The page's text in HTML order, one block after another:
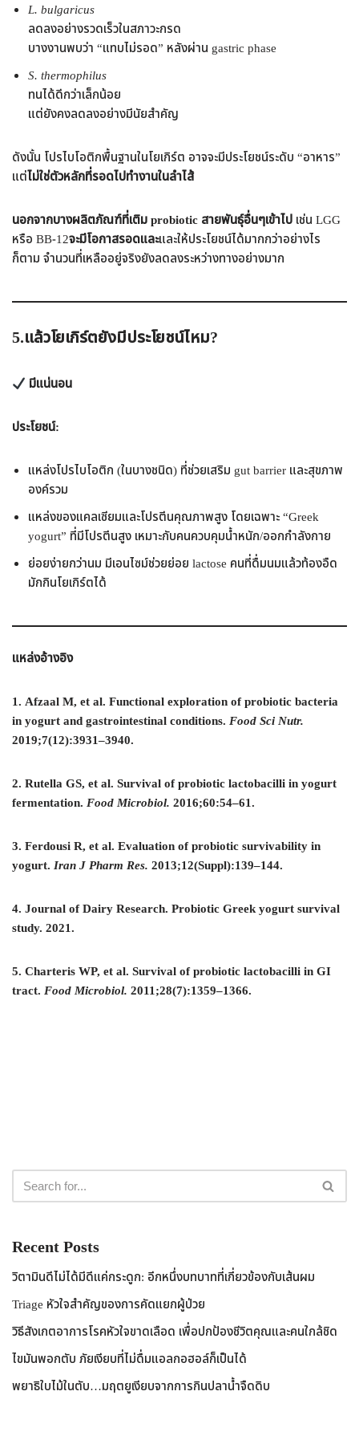
L. bulgaricus
ลดลงอย่างรวดเร็วในสภาวะกรด
บางงานพบว่า “แทบไม่รอด” หลังผ่าน gastric phase
S. thermophilus
ทนได้ดีกว่าเล็กน้อย
แต่ยังคงลดลงอย่างมีนัยสำคัญ
ดังนั้น โปรไบโอติกพื้นฐานในโยเกิร์ต อาจจะมีประโยชน์ระดับ “อาหาร”
แต่ไม่ใช่ตัวหลักที่รอดไปทำงานในลำไส้
นอกจากบางผลิตภัณฑ์ที่เติม probiotic สายพันธุ์อื่นๆเข้าไป เช่น LGG
หรือ BB-12จะมีโอกาสรอดและและให้ประโยชน์ได้มากกว่าอย่างไร
ก็ตาม จำนวนที่เหลืออยู่จริงยังลดลงระหว่างทางอย่างมาก
5.แล้วโยเกิร์ตยังมีประโยชน์ไหม?
มีแน่นอน
ประโยชน์:
แหล่งโปรไบโอติก (ในบางชนิด) ที่ช่วยเสริม gut barrier และสุขภาพ
องค์รวม
แหล่งของแคลเซียมและโปรตีนคุณภาพสูง โดยเฉพาะ “Greek
yogurt” ที่มีโปรตีนสูง เหมาะกับคนควบคุมน้ำหนัก/ออกกำลังกาย
ย่อยง่ายกว่านม มีเอนไซม์ช่วยย่อย lactose คนที่ดื่มนมแล้วท้องอืด
มักกินโยเกิร์ตได้
แหล่งอ้างอิง
1. Afzaal M, et al. Functional exploration of probiotic bacteria
in yogurt and gastrointestinal conditions. Food Sci Nutr.
2019;7(12):3931–3940.
2. Rutella GS, et al. Survival of probiotic lactobacilli in yogurt
fermentation. Food Microbiol. 2016;60:54–61.
3. Ferdousi R, et al. Evaluation of probiotic survivability in
yogurt. Iran J Pharm Res. 2013;12(Suppl):139–144.
4. Journal of Dairy Research. Probiotic Greek yogurt survival
study. 2021.
5. Charteris WP, et al. Survival of probiotic lactobacilli in GI
tract. Food Microbiol. 2011;28(7):1359–1366.
Recent Posts
วิตามินดีไม่ได้มีดีแค่กระดูก: อีกหนึ่งบทบาทที่เกี่ยวข้องกับเส้นผม
Triage หัวใจสำคัญของการคัดแยกผู้ป่วย
วิธีสังเกตอาการโรคหัวใจขาดเลือด เพื่อปกป้องชีวิตคุณและคนใกล้ชิด
ไขมันพอกตับ ภัยเงียบที่ไม่ดื่มแอลกอฮอล์ก็เป็นได้
พยาธิใบไม้ในตับ…มฤตยูเงียบจากการกินปลาน้ำจืดดิบ